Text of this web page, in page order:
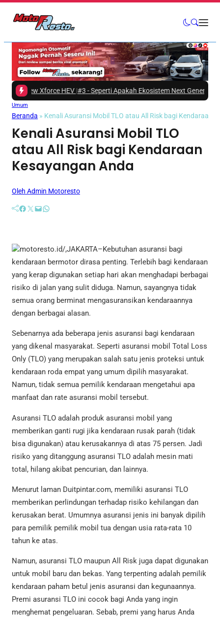
Xforce HEV|#3 -Seperti Apakah Ekosistem Next Generation Zero
Umum
Beranda » Kenali Asuransi Mobil TLO atau All Risk bagi Kendaraan
Kenali Asuransi Mobil TLO
atau All Risk bagi Kendaraan
Kesayangan Anda
Oleh Admin Motoresto
Facebook Twitter Mail WhatsApp
motoresto.id/,JAKARTA–Kebutuhan asuransi bagi
kendaraan bermotor dirasa penting. Terlebih bagi kendaraan
yang kerap digunakan setiap hari akan menghadapi berbagai
risiko di jalan yang sulit diduga. Namun, sayangnya tidak
semua orang berminat mengasuransikan kendaraannya
dengan berbagai alasan.
Sebenarnya ada beberapa jenis asuransi bagi kendaraan
yang dikenal masyarakat. Seperti asuransi mobil Total Loss
Only (TLO) yang merupakan salah satu jenis proteksi untuk
kendaraan roda empat yang umum dipilih masyarakat.
Namun, tidak semua pemilik kendaraan mengetahui apa
manfaat dan rate asuransi mobil tersebut.
Asuransi TLO adalah produk asuransi mobil yang
memberikan ganti rugi jika kendaraan rusak parah (tidak
bisa digunakan) atau kerusakannya di atas 75 persen. Jadi
risiko yang ditanggung asuransi TLO adalah mesin mati
total, hilang akibat pencurian, dan lainnya.
Menurut laman Duitpintar.com, memiliki asuransi TLO
memberikan perlindungan terhadap risiko kehilangan dan
kerusakan berat. Umumnya asuransi jenis ini banyak dipilih
para pemilik pemilik mobil tua dengan usia rata-rata 10
tahun ke atas.
Namun, asuransi TLO maupun All Risk juga dapat digunakan
untuk mobil baru dan bekas. Yang terpenting adalah pemilik
kendaraan paham betul jenis asuransi dan kegunaannya.
Premi asuransi TLO ini cocok bagi Anda yang ingin
menghemat pengeluaran. Sebab, premi yang harus Anda